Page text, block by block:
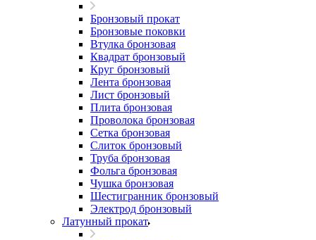
Бронзовый прокат
Бронзовые поковки
Втулка бронзовая
Квадрат бронзовый
Круг бронзовый
Лента бронзовая
Лист бронзовый
Плита бронзовая
Проволока бронзовая
Сетка бронзовая
Слиток бронзовый
Труба бронзовая
Фольга бронзовая
Чушка бронзовая
Шестигранник бронзовый
Электрод бронзовый
Латунный прокат